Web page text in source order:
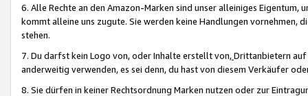
6. Alle Rechte an den Amazon-Marken sind unser alleiniges
kommt alleine uns zugute. Sie werden keine Handlungen vornehmen,
stehen.
7. Du darfst kein Logo von, oder Inhalte erstellt von,Drittanbietern auf
anderweitig verwenden, es sei denn, du hast von diesem Verkäufer
8. Sie dürfen in keiner Rechtsordnung Marken nutzen oder zur